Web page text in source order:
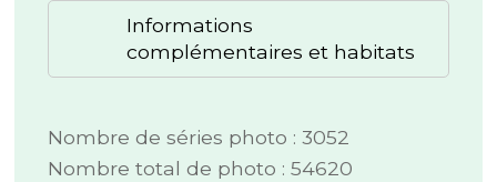
Informations
complémentaires et habitats
Nombre de séries photo : 3052
Nombre total de photo : 54620